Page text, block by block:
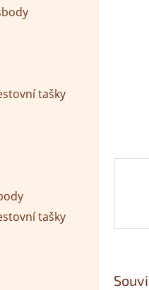
tašky
tašky